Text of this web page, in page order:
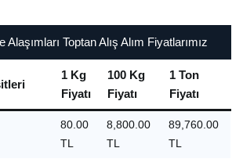
Alaşımları Toptan Alış Alım Fiyatlarımız
1 Kg
Fiyatı
100 Kg
Fiyatı
1 Ton
Fiyatı
80.00
TL
8,800.00
TL
89,760.00
TL